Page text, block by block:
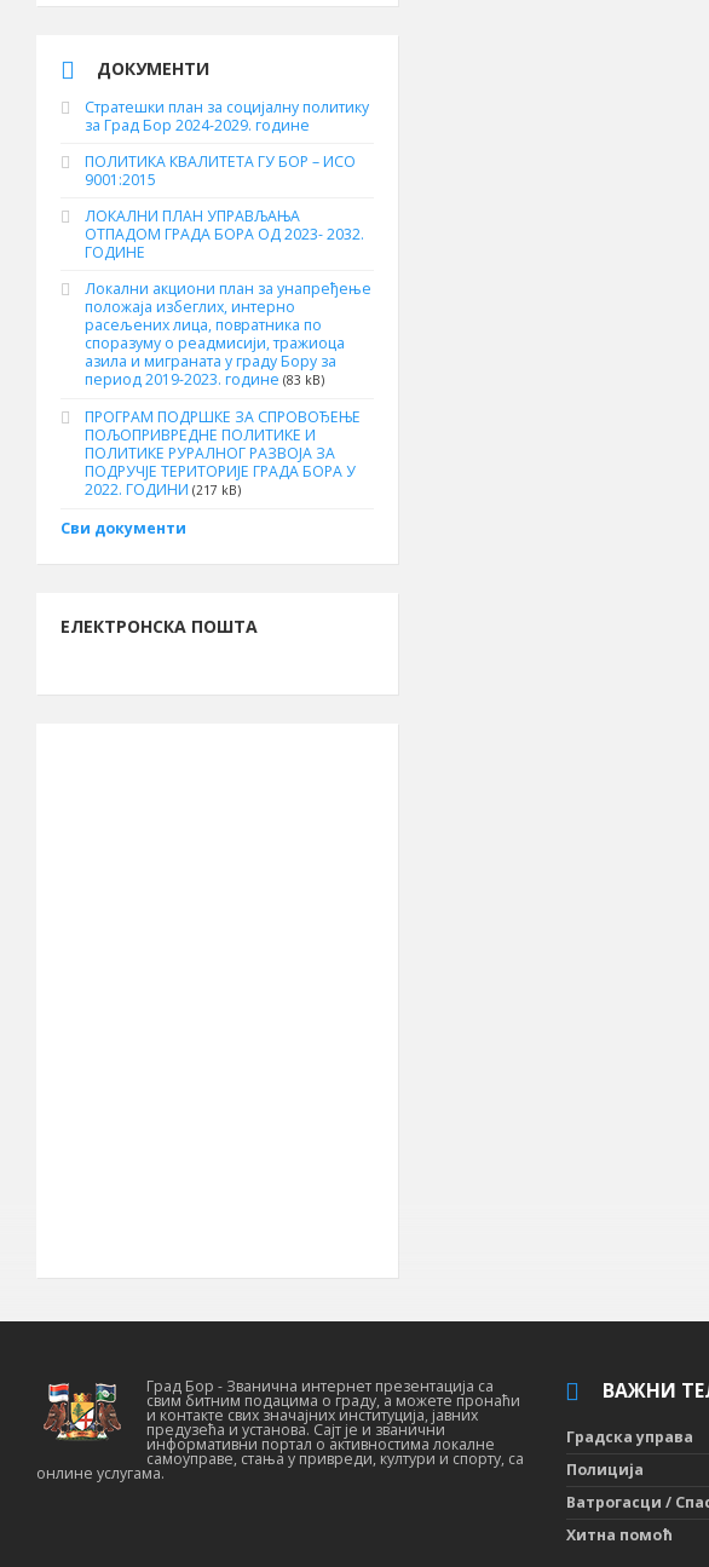
ДОКУМЕНТИ
Стратешки план за социјалну политику
за Град Бор 2024-2029. године
ПОЛИТИКА КВАЛИТЕТА ГУ БОР – ИСО
9001:2015
ЛОКАЛНИ ПЛАН УПРАВЉАЊА
ОТПАДОМ ГРАДА БОРА ОД 2023- 2032.
ГОДИНЕ
Локални акциони план за унапређење
положаја избеглих, интерно
расељених лица, повратника по
споразуму о реадмисији, тражиоца
азила и миграната у граду Бору за
период 2019-2023. године (83 kB)
ПРОГРАМ ПОДРШКЕ ЗА СПРОВОЂЕЊЕ
ПОЉОПРИВРЕДНЕ ПОЛИТИКЕ И
ПОЛИТИКЕ РУРАЛНОГ РАЗВОЈА ЗА
ПОДРУЧЈЕ ТЕРИТОРИЈЕ ГРАДА БОРА У
2022. ГОДИНИ (217 kB)
Сви документи
ЕЛЕКТРОНСКА ПОШТА
Град Бор - Званична интернет презентација са
свим битним подацима о граду, а можете пронаћи
и контакте свих значајних институција, јавних
предузећа и установа. Сајт је и званични
информативни портал о активностима локалне
самоуправе, стања у привреди, култури и спорту, са
онлине услугама.
ВАЖНИ
Градска управа
Полиција
Ватрогасци /
Хитна помоћ